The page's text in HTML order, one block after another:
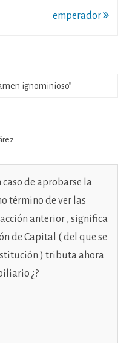
emperador
ignominioso”
de aprobarse la
término de ver las
anterior , significa
de Capital ( del que se
) tributa ahora
¿?